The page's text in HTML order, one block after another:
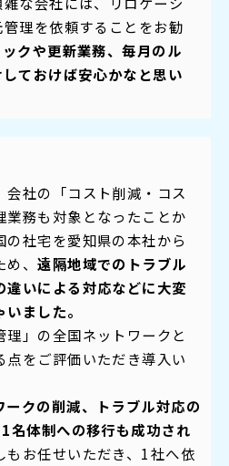
理を依頼することをお勧
クや更新業務、毎月のル
ておけば安心かなと思い
会社の「コスト削減・コス
業務も対象となったことか
の社宅を愛知県の本社から
め、遠隔地域でのトラブル
違いによる対応などに大変
ました。
理」の全国ネットワークと
点をご評価いただき導入い
クの削減、トラブル対応の
名体制への移行も成功され
もお任せいただき、1社へ依